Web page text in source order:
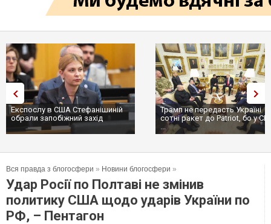
Експослу в США Стефанішиній
обрали запобіжний захід
Трамп не передасть Україні
сотні ракет до Patriot, бо у
...
Вся правда з блогосфери » Новини блогосфери »
Удар Росії по Полтаві не змінив
политику США щодо ударів України по
РФ, – Пентагон